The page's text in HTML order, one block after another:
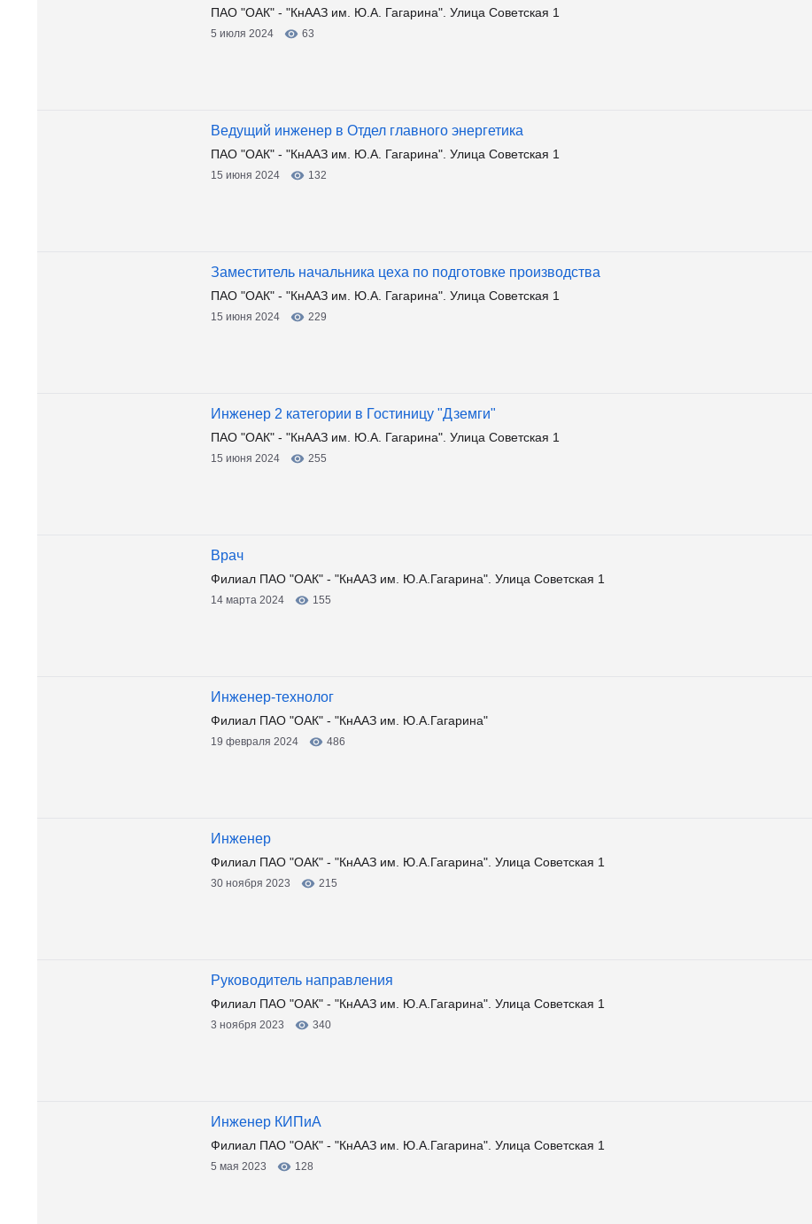
ПАО "ОАК" - "КнААЗ им. Ю.А. Гагарина". Улица Советская 1
5 июля 2024 63
Ведущий инженер в Отдел главного энергетика
ПАО "ОАК" - "КнААЗ им. Ю.А. Гагарина". Улица Советская 1
15 июня 2024 132
Заместитель начальника цеха по подготовке производства
ПАО "ОАК" - "КнААЗ им. Ю.А. Гагарина". Улица Советская 1
15 июня 2024 229
Инженер 2 категории в Гостиницу "Дземги"
ПАО "ОАК" - "КнААЗ им. Ю.А. Гагарина". Улица Советская 1
15 июня 2024 255
Врач
Филиал ПАО "ОАК" - "КнААЗ им. Ю.А.Гагарина". Улица Советская 1
14 марта 2024 155
Инженер-технолог
Филиал ПАО "ОАК" - "КнААЗ им. Ю.А.Гагарина"
19 февраля 2024 486
Инженер
Филиал ПАО "ОАК" - "КнААЗ им. Ю.А.Гагарина". Улица Советская 1
30 ноября 2023 215
Руководитель направления
Филиал ПАО "ОАК" - "КнААЗ им. Ю.А.Гагарина". Улица Советская 1
3 ноября 2023 340
Инженер КИПиА
Филиал ПАО "ОАК" - "КнААЗ им. Ю.А.Гагарина". Улица Советская 1
5 мая 2023 128